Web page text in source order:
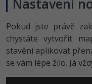
Nastavení
Pokud jste právě
chystáte vytvořit
stavění aplikovat
se vám lépe žilo. Já